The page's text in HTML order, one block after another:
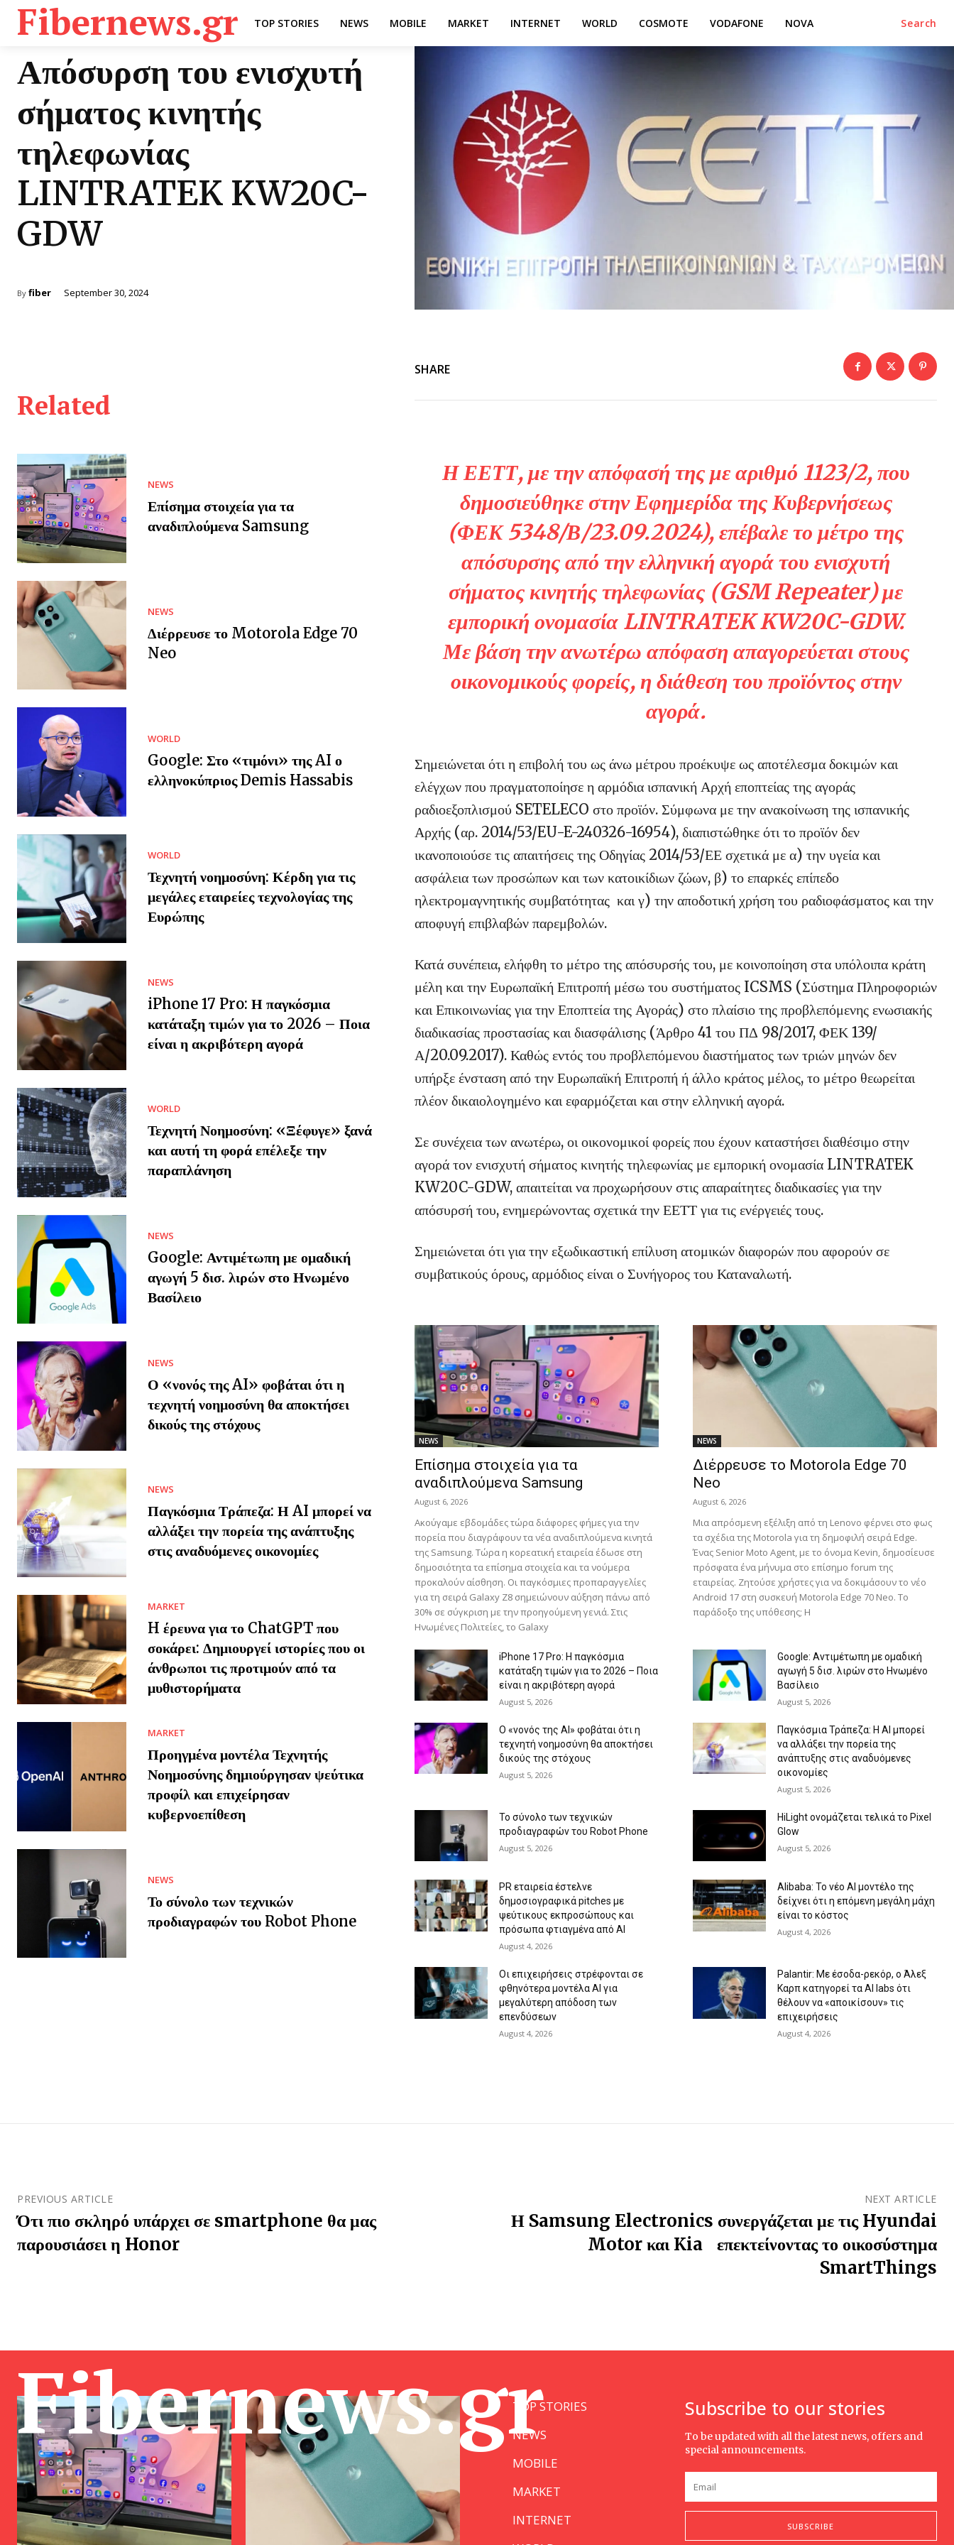
Fibernews.gr TOP STORIES NEWS MOBILE MARKET INTERNET WORLD COSMOTE VODAFONE NOVA Search
Απόσυρση του ενισχυτή
σήματος κινητής
τηλεφωνίας
LINTRATEK KW20C-
GDW
By fiber September 30, 2024
Related
NEWS
Επίσημα στοιχεία για τα
αναδιπλούμενα Samsung
NEWS
Διέρρευσε το Motorola Edge 70
Neo
WORLD
Google: Στο «τιμόνι» της AI ο
ελληνοκύπριος Demis Hassabis
WORLD
Τεχνητή νοημοσύνη: Κέρδη για τις
μεγάλες εταιρείες τεχνολογίας της
Ευρώπης
NEWS
iPhone 17 Pro: Η παγκόσμια
κατάταξη τιμών για το 2026 – Ποια
είναι η ακριβότερη αγορά
WORLD
Τεχνητή Νοημοσύνη: «Ξέφυγε» ξανά
και αυτή τη φορά επέλεξε την
παραπλάνηση
NEWS
Google: Αντιμέτωπη με ομαδική
αγωγή 5 δισ. λιρών στο Ηνωμένο
Βασίλειο
NEWS
Ο «νονός της AI» φοβάται ότι η
τεχνητή νοημοσύνη θα αποκτήσει
δικούς της στόχους
NEWS
Παγκόσμια Τράπεζα: Η AI μπορεί να
αλλάξει την πορεία της ανάπτυξης
στις αναδυόμενες οικονομίες
MARKET
H έρευνα για το ChatGPT που
σοκάρει: Δημιουργεί ιστορίες που οι
άνθρωποι τις προτιμούν από τα
μυθιστορήματα
MARKET
Προηγμένα μοντέλα Τεχνητής
Νοημοσύνης δημιούργησαν ψεύτικα
προφίλ και επιχείρησαν
κυβερνοεπίθεση
NEWS
Το σύνολο των τεχνικών
προδιαγραφών του Robot Phone
SHARE
Η ΕΕΤΤ, με την απόφασή της με αριθμό 1123/2, που
δημοσιεύθηκε στην Εφημερίδα της Κυβερνήσεως
(ΦΕΚ 5348/Β/23.09.2024), επέβαλε το μέτρο της
απόσυρσης από την ελληνική αγορά του ενισχυτή
σήματος κινητής τηλεφωνίας (GSM Repeater) με
εμπορική ονομασία LINTRATEK KW20C-GDW.
Με βάση την ανωτέρω απόφαση απαγορεύεται στους
οικονομικούς φορείς, η διάθεση του προϊόντος στην
αγορά.
Σημειώνεται ότι η επιβολή του ως άνω μέτρου προέκυψε ως αποτέλεσμα δοκιμών και
ελέγχων που πραγματοποίησε η αρμόδια ισπανική Αρχή εποπτείας της αγοράς
ραδιοεξοπλισμού SETELECO στο προϊόν. Σύμφωνα με την ανακοίνωση της ισπανικής
Αρχής (αρ. 2014/53/EU-E-240326-16954), διαπιστώθηκε ότι το προϊόν δεν
ικανοποιούσε τις απαιτήσεις της Οδηγίας 2014/53/ΕΕ σχετικά με α) την υγεία και
ασφάλεια των προσώπων και των κατοικίδιων ζώων, β) το επαρκές επίπεδο
ηλεκτρομαγνητικής συμβατότητας και γ) την αποδοτική χρήση του ραδιοφάσματος και την
αποφυγή επιβλαβών παρεμβολών.
Κατά συνέπεια, ελήφθη το μέτρο της απόσυρσής του, με κοινοποίηση στα υπόλοιπα κράτη
μέλη και την Ευρωπαϊκή Επιτροπή μέσω του συστήματος ICSMS (Σύστημα Πληροφοριών
και Επικοινωνίας για την Εποπτεία της Αγοράς) στο πλαίσιο της προβλεπόμενης ενωσιακής
διαδικασίας προστασίας και διασφάλισης (Άρθρο 41 του ΠΔ 98/2017, ΦΕΚ 139/
Α/20.09.2017). Καθώς εντός του προβλεπόμενου διαστήματος των τριών μηνών δεν
υπήρξε ένσταση από την Ευρωπαϊκή Επιτροπή ή άλλο κράτος μέλος, το μέτρο θεωρείται
πλέον δικαιολογημένο και εφαρμόζεται και στην ελληνική αγορά.
Σε συνέχεια των ανωτέρω, οι οικονομικοί φορείς που έχουν καταστήσει διαθέσιμο στην
αγορά τον ενισχυτή σήματος κινητής τηλεφωνίας με εμπορική ονομασία LINTRATEK
KW20C-GDW, απαιτείται να προχωρήσουν στις απαραίτητες διαδικασίες για την
απόσυρσή του, ενημερώνοντας σχετικά την ΕΕΤΤ για τις ενέργειές τους.
Σημειώνεται ότι για την εξωδικαστική επίλυση ατομικών διαφορών που αφορούν σε
συμβατικούς όρους, αρμόδιος είναι ο Συνήγορος του Καταναλωτή.
NEWS
Επίσημα στοιχεία για τα
αναδιπλούμενα Samsung
August 6, 2026
Ακούγαμε εβδομάδες τώρα διάφορες φήμες για την
πορεία που διαγράφουν τα νέα αναδιπλούμενα κινητά
της Samsung. Τώρα η κορεατική εταιρεία έδωσε στη
δημοσιότητα τα επίσημα στοιχεία και τα νούμερα
προκαλούν αίσθηση. Οι παγκόσμιες προπαραγγελίες
για τη σειρά Galaxy Z8 σημειώνουν αύξηση πάνω από
30% σε σύγκριση με την προηγούμενη γενιά. Στις
Ηνωμένες Πολιτείες, το Galaxy
NEWS
Διέρρευσε το Motorola Edge 70
Neo
August 6, 2026
Μια απρόσμενη εξέλιξη από τη Lenovo φέρνει στο φως
τα σχέδια της Motorola για τη δημοφιλή σειρά Edge.
Ένας Senior Moto Agent, με το όνομα Kevin, δημοσίευσε
πρόσφατα ένα μήνυμα στο επίσημο forum της
εταιρείας. Ζητούσε χρήστες για να δοκιμάσουν το νέο
Android 17 στη συσκευή Motorola Edge 70 Neo. Το
παράδοξο της υπόθεσης; Η
iPhone 17 Pro: Η παγκόσμια
κατάταξη τιμών για το 2026 – Ποια
είναι η ακριβότερη αγορά
August 5, 2026
Google: Αντιμέτωπη με ομαδική
αγωγή 5 δισ. λιρών στο Ηνωμένο
Βασίλειο
August 5, 2026
Ο «νονός της AI» φοβάται ότι η
τεχνητή νοημοσύνη θα αποκτήσει
δικούς της στόχους
August 5, 2026
Παγκόσμια Τράπεζα: Η AI μπορεί
να αλλάξει την πορεία της
ανάπτυξης στις αναδυόμενες
οικονομίες
August 5, 2026
Το σύνολο των τεχνικών
προδιαγραφών του Robot Phone
August 5, 2026
HiLight ονομάζεται τελικά το Pixel
Glow
August 5, 2026
PR εταιρεία έστελνε
δημοσιογραφικά pitches με
ψεύτικους εκπροσώπους και
πρόσωπα φτιαγμένα από AI
August 4, 2026
Alibaba: Το νέο AI μοντέλο της
δείχνει ότι η επόμενη μεγάλη μάχη
είναι το κόστος
August 4, 2026
Οι επιχειρήσεις στρέφονται σε
φθηνότερα μοντέλα AI για
μεγαλύτερη απόδοση των
επενδύσεων
August 4, 2026
Palantir: Με έσοδα-ρεκόρ, ο Άλεξ
Καρπ κατηγορεί τα AI labs ότι
θέλουν να «αποικίσουν» τις
επιχειρήσεις
August 4, 2026
PREVIOUS ARTICLE
Ότι πιο σκληρό υπάρχει σε smartphone θα μας
παρουσιάσει η Honor
NEXT ARTICLE
Η Samsung Electronics συνεργάζεται με τις Hyundai
Motor και Kia επεκτείνοντας το οικοσύστημα
SmartThings
Fibernews.grTOP STORIES
NEWS
MOBILE
MARKET
INTERNET
Subscribe to our stories
To be updated with all the latest news, offers and
special announcements.
SUBSCRIBE